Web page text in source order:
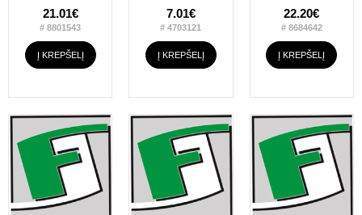
21.01€
# 8801543
Į KREPŠELĮ
7.01€
# 4703121
Į KREPŠELĮ
22.20€
# 8684642
Į KREPŠELĮ